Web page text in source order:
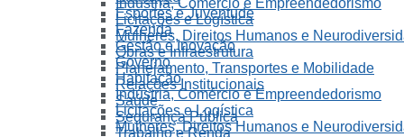
Indústria, Comércio e Empreendedorismo
Licitações e Logística
Mulheres, Direitos Humanos e
Obras e Infraestrutura
Planejamento, Transportes e Mobilidade
Relações Institucionais
Saúde
Segurança Pública
Trabalho e Renda
Esportes e Juventude
Fazenda
Gestão e Inovação
Governo
Habitação
Indústria, Comércio e Empreendedorismo
Licitações e Logística
Mulheres, Direitos Humanos e